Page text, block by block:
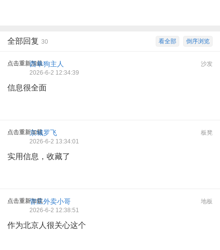
倒序浏览
看全部
全部回复 30
点击重新加载 沙发
西单狗主人
2026-6-2 12:34:39
信息很全面
点击重新加载 板凳
京城罗飞
2026-6-2 13:34:01
实用信息，收藏了
点击重新加载 地板
管庄外卖小哥
2026-6-2 12:38:51
作为北京人很关心这个